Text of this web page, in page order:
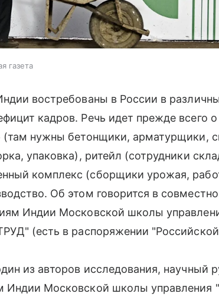
газета
востребованы в России в
кадров. Речь идет прежде всего о
(там нужны бетонщики, арматурщики,
упаковка), ритейл (сотрудники
комплекс (сборщики урожая,
Об этом говорится в
Индии Московской школы
(есть в распоряжении "Российской
из авторов исследования, научный
Индии Московской школы управления